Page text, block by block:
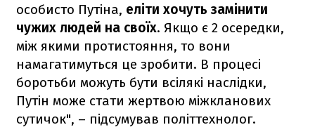
особисто Путіна, еліти хочуть замінити
чужих людей на своїх. Якщо є 2 осередки,
між якими протистояння, то вони
намагатимуться це зробити. В процесі
боротьби можуть бути всілякі наслідки,
Путін може стати жертвою міжкланових
сутичок", – підсумував політтехнолог.